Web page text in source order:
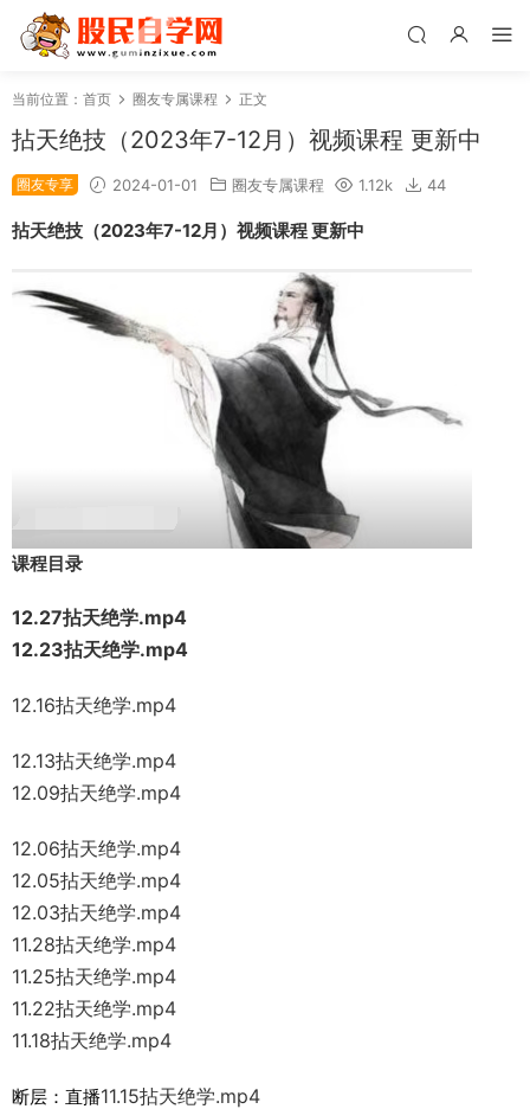
当前位置： 首页 圈友专属课程 正文
拈天绝技（2023年7-12月）视频课程 更新中
圈友专享 2024-01-01 圈友专属课程 1.12k 44
拈天绝技（2023年7-12月）视频课程 更新中
课程目录
12.27拈天绝学.mp4
12.23拈天绝学.mp4
12.16拈天绝学.mp4
12.13拈天绝学.mp4
12.09拈天绝学.mp4
12.06拈天绝学.mp4
12.05拈天绝学.mp4
12.03拈天绝学.mp4
11.28拈天绝学.mp4
11.25拈天绝学.mp4
11.22拈天绝学.mp4
11.18拈天绝学.mp4
断层：直播11.15拈天绝学.mp4